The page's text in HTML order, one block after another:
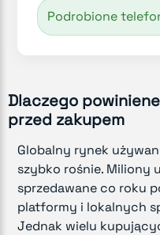
Podrobione
Dlaczego
przed zakupem
Globalny rynek
szybko rośnie. Miliony
sprzedawane co roku
platformy i lokalnych
Jednak wielu